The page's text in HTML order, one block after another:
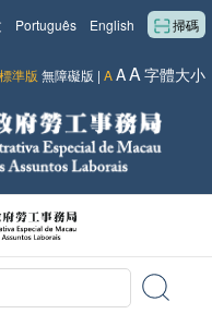
掃碼
English
Português
標準版 無障礙版 | AAA字體大小